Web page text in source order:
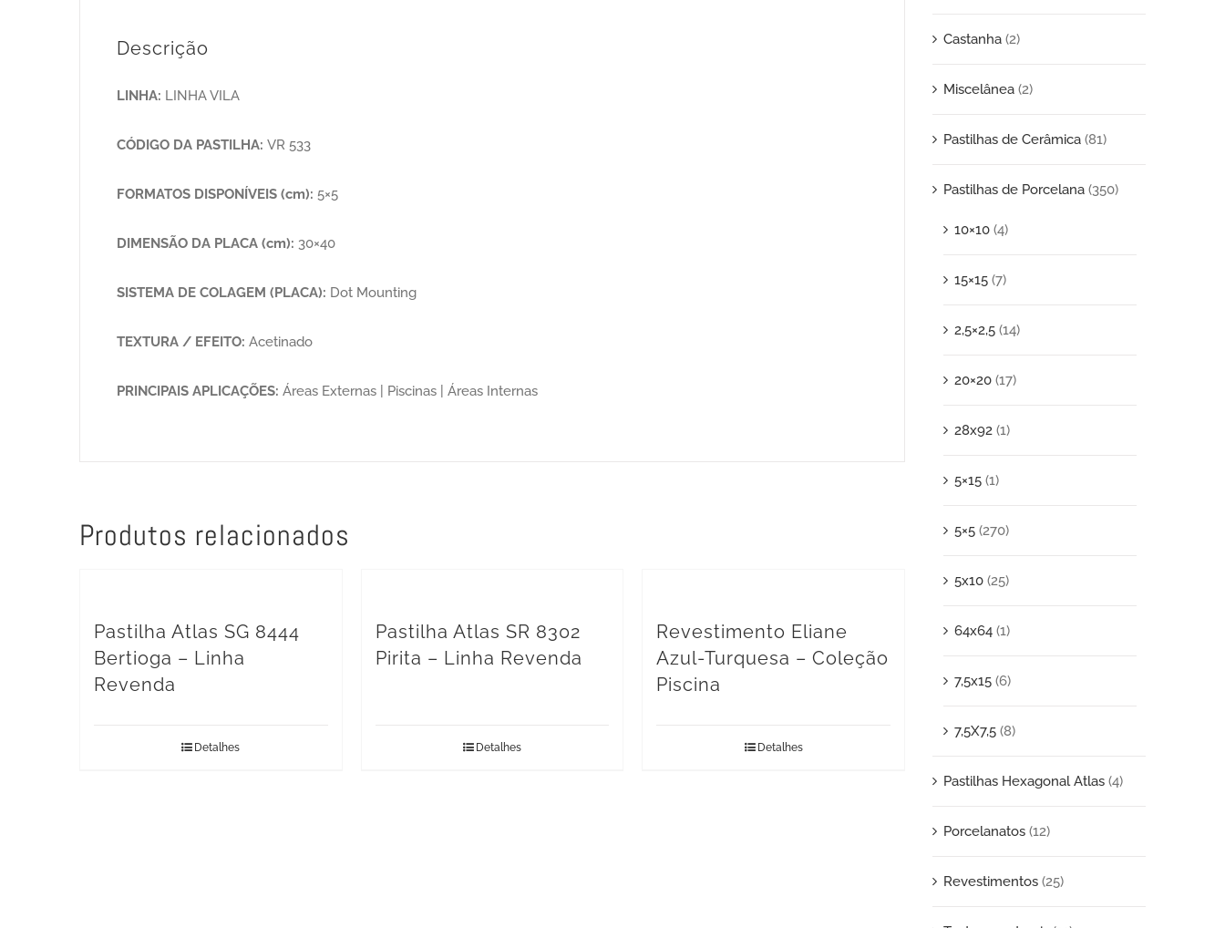
Descrição
LINHA: LINHA VILA
CÓDIGO DA PASTILHA: VR 533
FORMATOS DISPONÍVEIS (cm): 5×5
DIMENSÃO DA PLACA (cm): 30×40
SISTEMA DE COLAGEM (PLACA): Dot Mounting
TEXTURA / EFEITO: Acetinado
PRINCIPAIS APLICAÇÕES: Áreas Externas | Piscinas | Áreas Internas
Produtos relacionados
Pastilha Atlas SG 8444
Bertioga – Linha
Revenda
Detalhes
Pastilha Atlas SR 8302
Pirita – Linha Revenda
Detalhes
Revestimento Eliane
Azul-Turquesa – Coleção
Piscina
Detalhes
Castanha (2)
Miscelânea (2)
Pastilhas de Cerâmica (81)
Pastilhas de Porcelana (350)
10×10 (4)
15×15 (7)
2,5×2,5 (14)
20×20 (17)
28x92 (1)
5×15 (1)
5×5 (270)
5x10 (25)
64x64 (1)
7,5x15 (6)
7,5X7,5 (8)
Pastilhas Hexagonal Atlas (4)
Porcelanatos (12)
Revestimentos (25)